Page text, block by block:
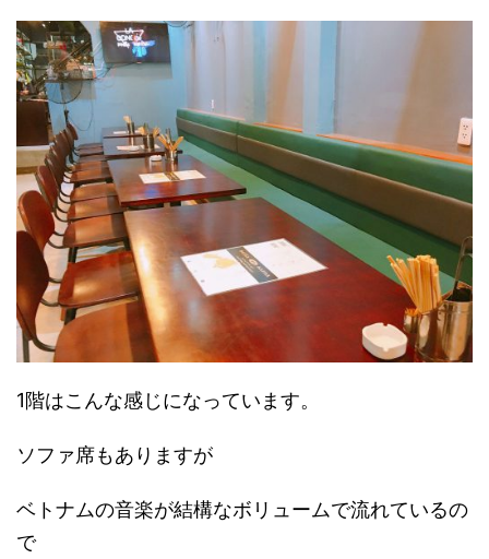
1階はこんな感じになっています。
ソファ席もありますが
ベトナムの音楽が結構なボリュームで流れているの
で